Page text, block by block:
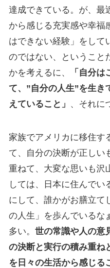
達成できている。が、最
から感じる充実感や幸福
はできない経験」をして
のではない、ということ
かを考えるに、
「自分
て、”自分の人生”を生き
えていること」 、それに
家族でアメリカに移住す
て、自分の決断が正しい
重ねて、大変な思いも沢
しては、日本に住んでい
にして、誰かがお膳立て
の人生」を歩んでいるな
多い。 世の常識や人の意
の決断と実行の積み重ね
を日々の生活から感じる